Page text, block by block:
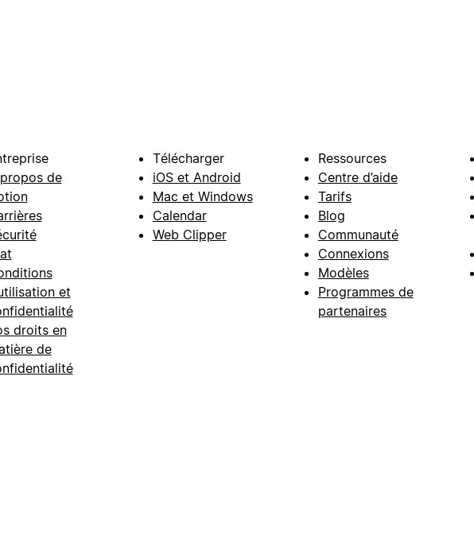
de
et
droits en
de
Télécharger
iOS et Android
Mac et Windows
Calendar
Web Clipper
Ressources
Centre d’aide
Tarifs
Blog
Communauté
Connexions
Modèles
Programmes de
partenaires